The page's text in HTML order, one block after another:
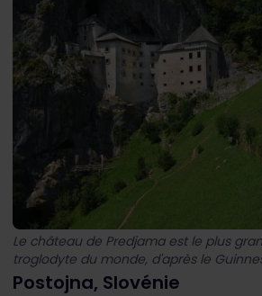
Le château de Predjama est le plus
troglodyte du monde, d'après le
Postojna, Slovénie